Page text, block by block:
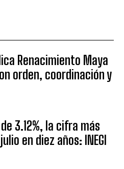
Renacimiento Maya
orden, coordinación y
3.12%, la cifra más
en diez años: INEGI